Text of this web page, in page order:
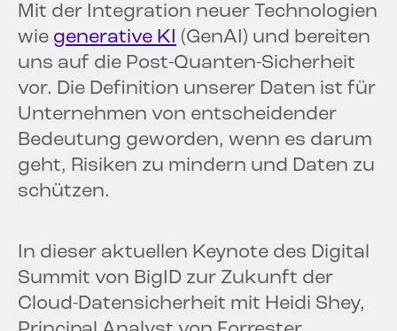
Mit der Integration neuer Technologien
wie generative KI (GenAI) und bereiten
uns auf die Post-Quanten-Sicherheit
vor. Die Definition unserer Daten ist für
Unternehmen von entscheidender
Bedeutung geworden, wenn es darum
geht, Risiken zu mindern und Daten zu
schützen.
In dieser aktuellen Keynote des Digital
Summit von BigID zur Zukunft der
Cloud-Datensicherheit mit Heidi Shey,